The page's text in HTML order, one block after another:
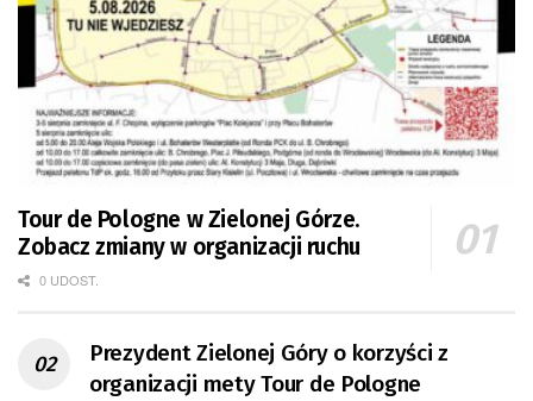
Tour de Pologne w Zielonej Górze.
Zobacz zmiany w organizacji ruchu
0 UDOST.
Prezydent Zielonej Góry o korzyści z
organizacji mety Tour de Pologne